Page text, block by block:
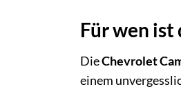
Für wen ist
DieChevrolet
einem